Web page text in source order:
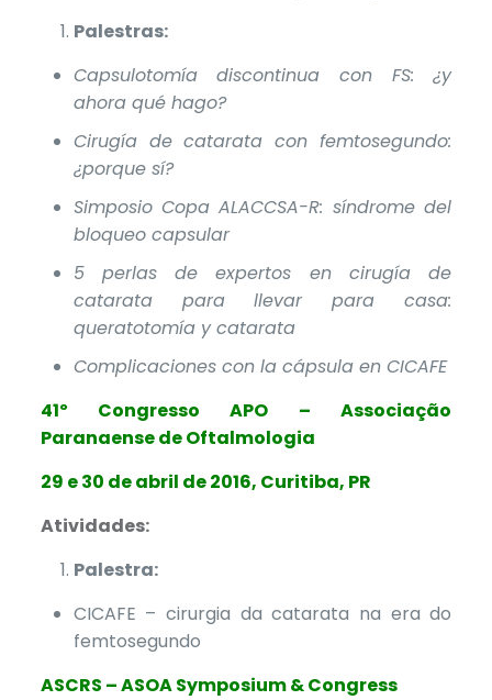
Palestras:
Capsulotomía discontinua con FS: ¿y
ahora qué hago?
Cirugía de catarata con femtosegundo:
¿porque sí?
Simposio Copa ALACCSA-R: síndrome del
bloqueo capsular
5 perlas de expertos en cirugía de
catarata para llevar para casa:
queratotomía y catarata
Complicaciones con la cápsula en CICAFE
41º Congresso APO – Associação
Paranaense de Oftalmologia
29 e 30 de abril de 2016, Curitiba, PR
Atividades:
Palestra:
CICAFE – cirurgia da catarata na era do
femtosegundo
ASCRS – ASOA Symposium & Congress